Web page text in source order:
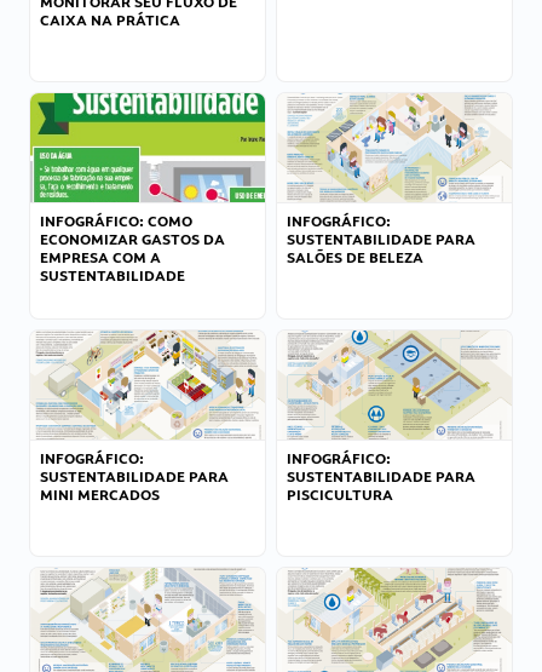
CAIXA NA PRÁTICA
INFOGRÁFICO: COMO
ECONOMIZAR GASTOS DA
EMPRESA COM A
SUSTENTABILIDADE
INFOGRÁFICO:
SUSTENTABILIDADE PARA
SALÕES DE BELEZA
INFOGRÁFICO:
SUSTENTABILIDADE PARA
MINI MERCADOS
INFOGRÁFICO:
SUSTENTABILIDADE PARA
PISCICULTURA